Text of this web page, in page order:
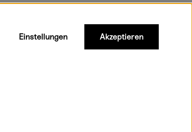
Einstellungen Akzeptieren